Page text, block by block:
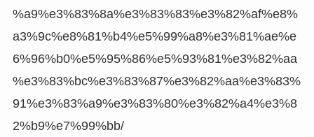
%a9%e3%83%8a%e3%83%83%e3%82%af%e8%
a3%9c%e8%81%b4%e5%99%a8%e3%81%ae%e
6%96%b0%e5%95%86%e5%93%81%e3%82%aa
%e3%83%bc%e3%83%87%e3%82%aa%e3%83%
91%e3%83%a9%e3%83%80%e3%82%a4%e3%8
2%b9%e7%99%bb/